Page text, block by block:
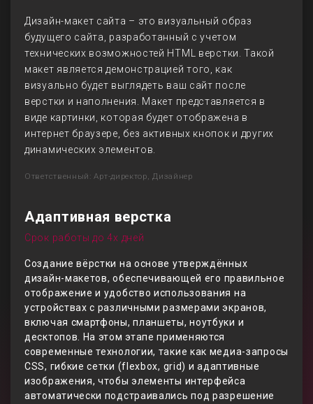
Дизайн-макет сайта – это визуальный образ
будущего сайта, разработанный с учетом
технических возможностей HTML верстки. Такой
макет является демонстрацией того, как
визуально будет выглядеть ваш сайт после
верстки и наполнения. Макет представляется в
виде картинки, которая будет отображена в
интернет браузере, без активных кнопок и других
динамических элементов.
Ответственный: Арт-директор, Дизайнер
Адаптивная верстка
Срок работы до 4х дней
Создание вёрстки на основе утверждённых
дизайн-макетов, обеспечивающей его правильное
отображение и удобство использования на
устройствах с различными размерами экранов,
включая смартфоны, планшеты, ноутбуки и
десктопов. На этом этапе применяются
современные технологии, такие как медиа-запросы
CSS, гибкие сетки (flexbox, grid) и адаптивные
изображения, чтобы элементы интерфейса
автоматически подстраивались под разрешение